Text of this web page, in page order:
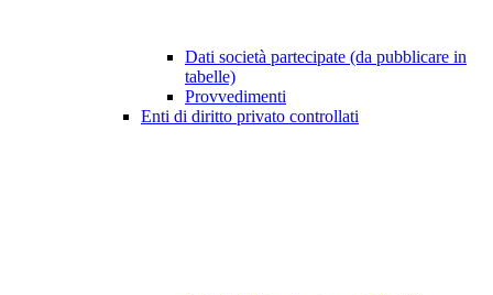
Dati società partecipate (da pubblicare in
tabelle)
Provvedimenti
Enti di diritto privato controllati